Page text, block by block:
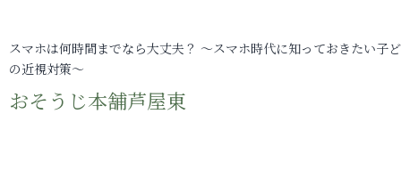
スマホは何時間までなら大丈夫？ ～スマホ時代に知っておきたい子
の近視対策～
おそうじ本舗芦屋東